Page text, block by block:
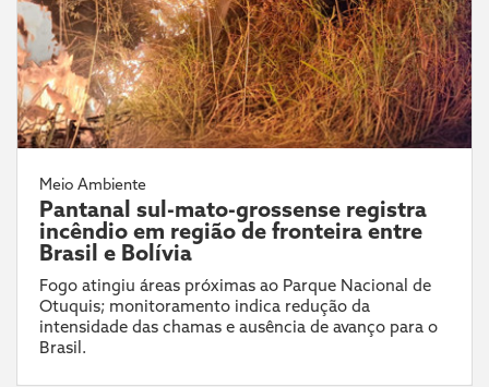
Meio Ambiente
Pantanal sul-mato-grossense registra
incêndio em região de fronteira entre
Brasil e Bolívia
Fogo atingiu áreas próximas ao Parque Nacional de
Otuquis; monitoramento indica redução da
intensidade das chamas e ausência de avanço para o
Brasil.